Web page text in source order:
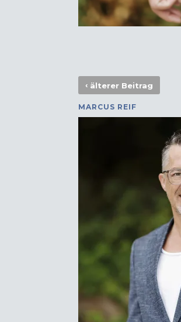
‹ älterer Beitrag
MARCUS REIF